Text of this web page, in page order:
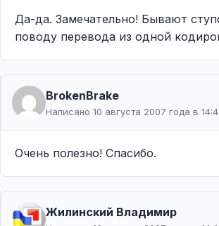
Да-да. Замечательно! Бывают
поводу перевода из одной
BrokenBrake
Написано 10 августа 2007 года в
Очень полезно! Спасибо.
Жилинcкий Владимир